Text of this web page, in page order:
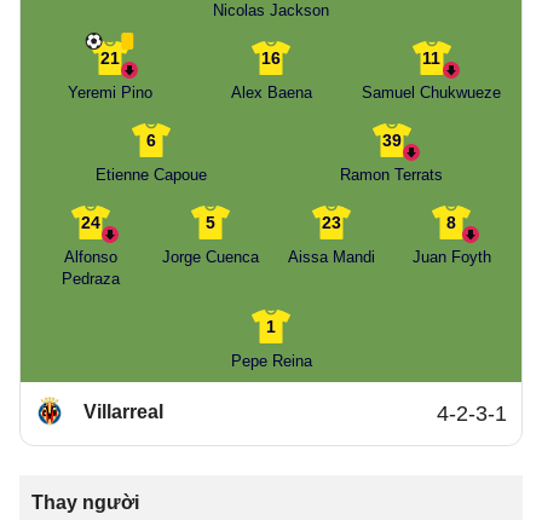
Nicolas Jackson
21
Yeremi Pino
16
Alex Baena
11
Samuel Chukwueze
6
Etienne Capoue
39
Ramon Terrats
24
Alfonso
Pedraza
5
Jorge Cuenca
23
Aissa Mandi
8
Juan Foyth
1
Pepe Reina
Villarreal 4-2-3-1
Thay người